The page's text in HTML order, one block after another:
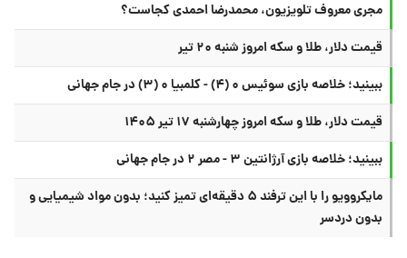
مجری معروف تلویزیون، محمدرضا احمدی کجاست؟
قیمت دلار، طلا و سکه امروز شنبه ۲۰ تیر
ببینید؛ خلاصه بازی سوئیس ۰ (۴) - کلمبیا ۰ (۳) در جام جهانی
قیمت دلار، طلا و سکه امروز چهارشنبه ۱۷ تیر ۱۴۰۵
ببینید؛ خلاصه بازی آرژانتین ۳ - مصر ۲ در جام جهانی
مایکروویو را با این ترفند ۵ دقیقه‌ای تمیز کنید؛ بدون مواد شیمیایی و
بدون دردسر